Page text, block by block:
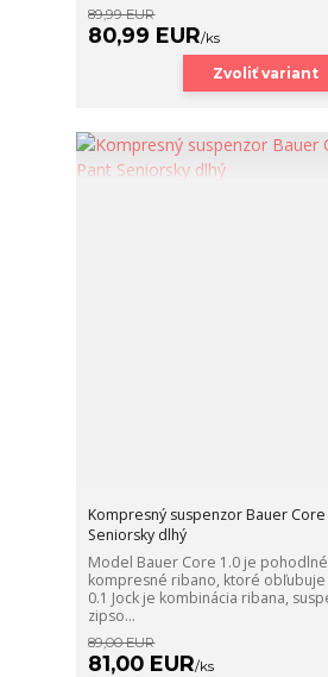
89,99 EUR
80,99 EUR/ks
Zvoliť variant
Kompresný suspenzor Bauer Core
Seniorsky dlhý
Model Bauer Core 1.0 je
kompresné ribano, ktoré obľubuje
0.1 Jock je kombinácia ribana,
zipso...
89,00 EUR
81,00 EUR/ks